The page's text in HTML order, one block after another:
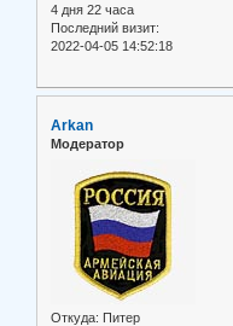
4 дня 22 часа
Последний визит:
2022-04-05 14:52:18
Arkan
Модератор
Откуда: Питер